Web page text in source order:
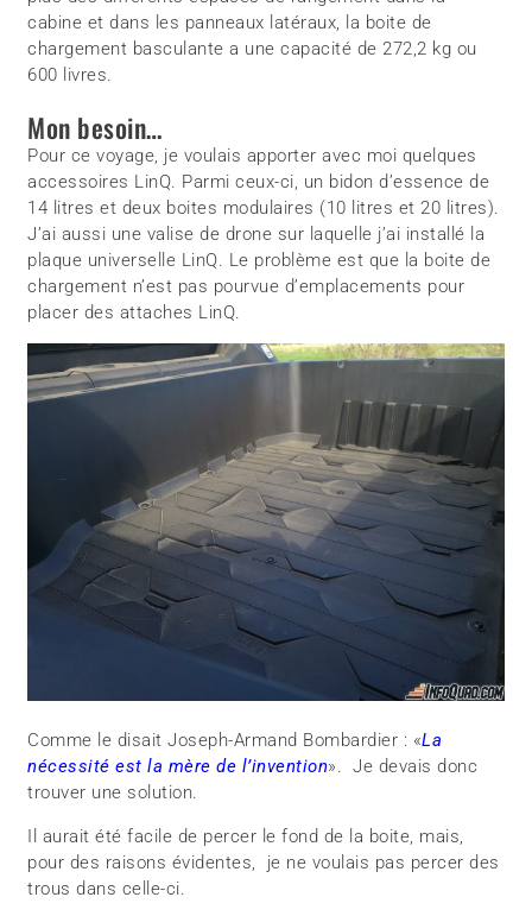
cabine et dans les panneaux latéraux, la boite de
chargement basculante a une capacité de 272,2 kg ou
600 livres.
Mon besoin…
Pour ce voyage, je voulais apporter avec moi quelques
accessoires LinQ. Parmi ceux-ci, un bidon d’essence de
14 litres et deux boites modulaires (10 litres et 20 litres).
J’ai aussi une valise de drone sur laquelle j’ai installé la
plaque universelle LinQ. Le problème est que la boite de
chargement n’est pas pourvue d’emplacements pour
placer des attaches LinQ.
Comme le disait Joseph-Armand Bombardier : «La
nécessité est la mère de l’invention». Je devais donc
trouver une solution.
Il aurait été facile de percer le fond de la boite, mais,
pour des raisons évidentes, je ne voulais pas percer des
trous dans celle-ci.